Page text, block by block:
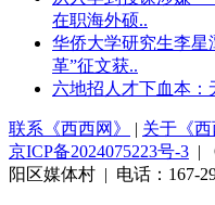
在职海外硕..
华侨大学研究生李星
革”征文获..
六地招人才下血本：
联系《西西网》 | 关于《西
京ICP备2024075223号-3 |
阳区媒体村 | 电话：167-